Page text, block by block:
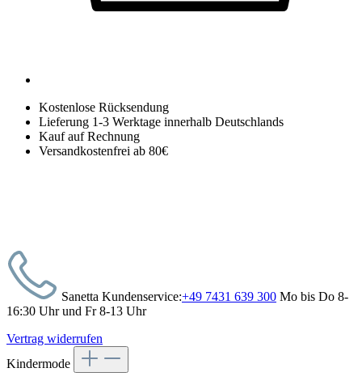
Kostenlose Rücksendung
Lieferung 1-3 Werktage innerhalb Deutschlands
Kauf auf Rechnung
Versandkostenfrei ab 80€
Sanetta Kundenservice:+49 7431 639 300 Mo bis Do 8-
16:30 Uhr und Fr 8-13 Uhr
Vertrag widerrufen
Kindermode